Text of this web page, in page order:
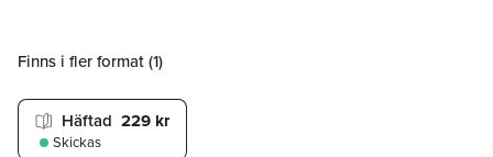
Finns i fler format (1)
Häftad 229 kr
Skickas